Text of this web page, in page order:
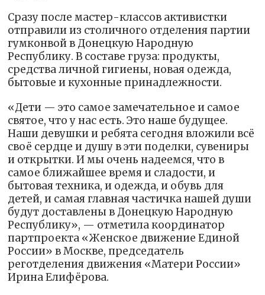
Сразу после мастер-классов активистки
отправили из столичного отделения партии
гумконвой в Донецкую Народную
Республику. В составе груза: продукты,
средства личной гигиены, новая одежда,
бытовые и кухонные принадлежности.
«Дети — это самое замечательное и самое
святое, что у нас есть. Это наше будущее.
Наши девушки и ребята сегодня вложили всё
своё сердце и душу в эти поделки, сувениры
и открытки. И мы очень надеемся, что в
самое ближайшее время и сладости, и
бытовая техника, и одежда, и обувь для
детей, и самая главная частичка нашей души
будут доставлены в Донецкую Народную
Республику», — отметила координатор
партпроекта «Женское движение Единой
России» в Москве, председатель
реготделения движения «Матери России»
Ирина Елифёрова.